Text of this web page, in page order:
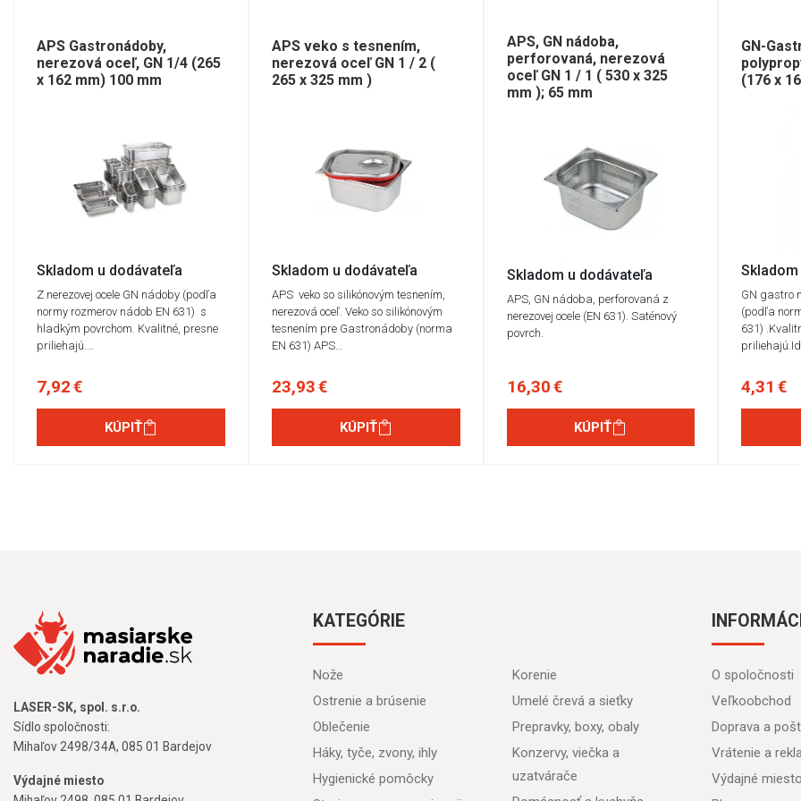
APS Gastronádoby,
nerezová oceľ, GN 1/4 (265
x 162 mm) 100 mm
Skladom u dodávateľa
Z nerezovej ocele GN nádoby (podľa
normy rozmerov nádob EN 631) s
hladkým povrchom. Kvalitné, presne
priliehajú.…
7,92 €
KÚPIŤ
APS veko s tesnením,
nerezová oceľ GN 1 / 2 (
265 x 325 mm )
Skladom u dodávateľa
APS veko so silikónovým tesnením,
nerezová oceľ. Veko so silikónovým
tesnením pre Gastronádoby (norma
EN 631) APS…
23,93 €
KÚPIŤ
APS, GN nádoba,
perforovaná, nerezová
oceľ GN 1 / 1 ( 530 x 325
mm ); 65 mm
Skladom u dodávateľa
APS, GN nádoba, perforovaná z
nerezovej ocele (EN 631). Saténový
povrch.
16,30 €
KÚPIŤ
GN-
(176 x
GN gastro
(podľa
631)
4,31 €
LASER-SK, spol. s.r.o.
Sídlo spoločnosti:
Mihaľov 2498/34A, 085 01 Bardejov
Výdajné miesto
KATEGÓRIE
Nože
Ostrenie a brúsenie
Oblečenie
Háky, tyče, zvony, ihly
Hygienické pomôcky
Korenie
Umelé črevá a sieťky
Prepravky, boxy, obaly
Konzervy, viečka a
uzatvárače
O spoločnosti
Veľkoobchod
Doprava a
Vrátenie a
Výdajné miesto